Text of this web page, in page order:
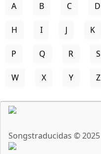
A B C D
H I J K
P Q R S
W X Y Z
Songstraducidas © 2025